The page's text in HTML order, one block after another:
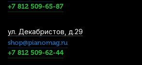
+7 812 509-65-87
ул. Декабристов, д.29
shop@pianomag.ru
+7 812 509-62-44